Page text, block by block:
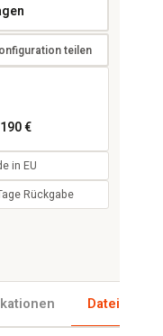
teilen
€
in EU
Rückgabe
Dateien